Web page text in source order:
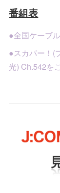
番組表
●全国ケーブ
●スカパー！(
光) Ch.542を